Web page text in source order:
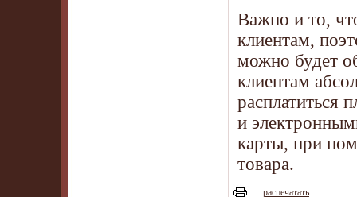
Важно и то,
клиентам,
можно будет
клиентам
расплатиться
и
карты, при
товара.
распечатать